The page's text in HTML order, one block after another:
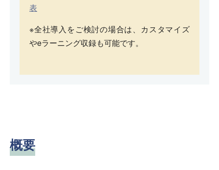
表
※全社導入をご検討の場合は、カスタマイズ
やeラーニング収録も可能です。
概要